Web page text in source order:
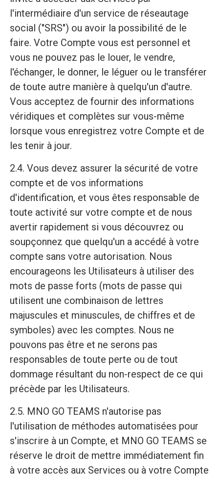
l'intermédiaire d'un service de réseautage
social ("SRS") ou avoir la possibilité de le
faire. Votre Compte vous est personnel et
vous ne pouvez pas le louer, le vendre,
l'échanger, le donner, le léguer ou le transférer
de toute autre manière à quelqu'un d'autre.
Vous acceptez de fournir des informations
véridiques et complètes sur vous-même
lorsque vous enregistrez votre Compte et de
les tenir à jour.
2.4. Vous devez assurer la sécurité de votre
compte et de vos informations
d'identification, et vous êtes responsable de
toute activité sur votre compte et de nous
avertir rapidement si vous découvrez ou
soupçonnez que quelqu'un a accédé à votre
compte sans votre autorisation. Nous
encourageons les Utilisateurs à utiliser des
mots de passe forts (mots de passe qui
utilisent une combinaison de lettres
majuscules et minuscules, de chiffres et de
symboles) avec les comptes. Nous ne
pouvons pas être et ne serons pas
responsables de toute perte ou de tout
dommage résultant du non-respect de ce qui
précède par les Utilisateurs.
2.5. MNO GO TEAMS n'autorise pas
l'utilisation de méthodes automatisées pour
s'inscrire à un Compte, et MNO GO TEAMS se
réserve le droit de mettre immédiatement fin
à votre accès aux Services ou à votre Compte